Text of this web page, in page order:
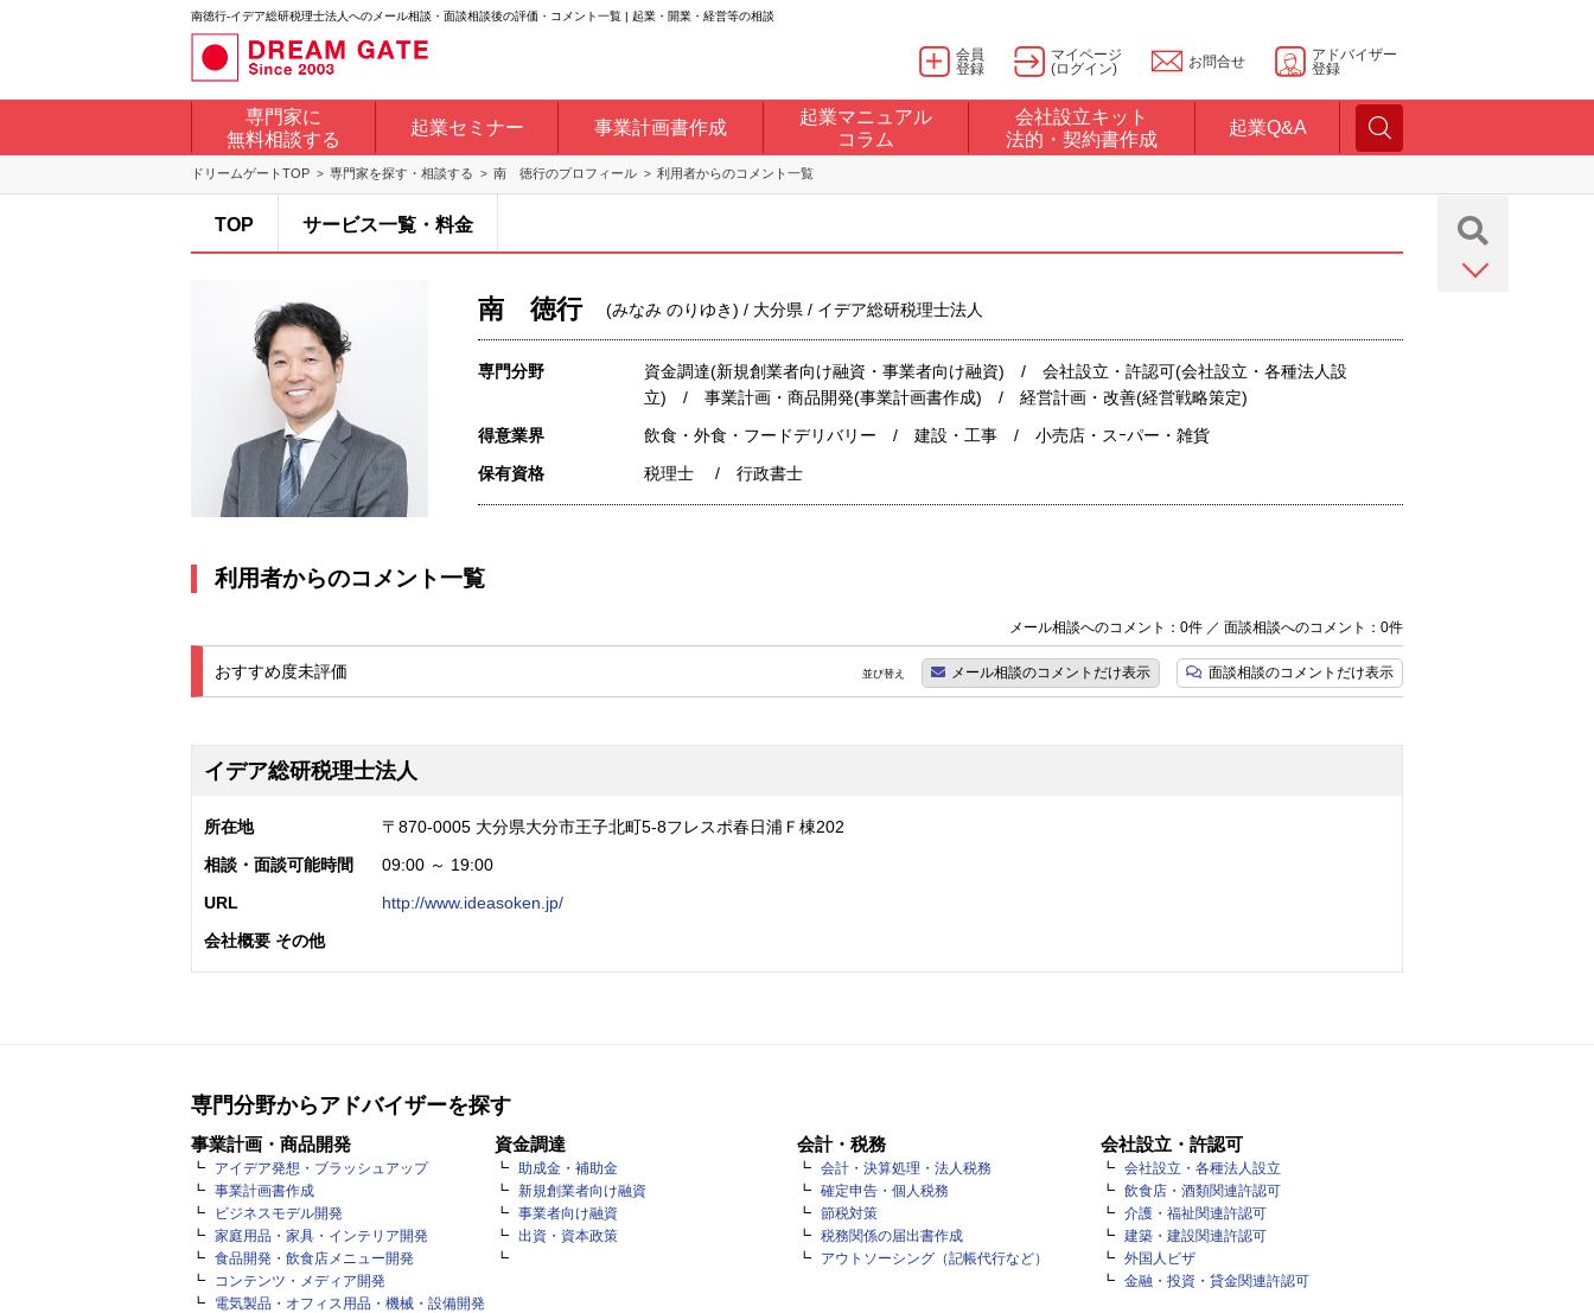
南徳行-イデア総研税理士法人へのメール相談・面談相談後の評価・コメント一覧 | 起業・開業・経営等の相談
会員
登録
マイページ
(ログイン)
お問合せ
アドバイザー
登録
専門家に
無料相談する
起業セミナー 事業計画書作成
起業マニュアル
コラム
会社設立キット
法的・契約書作成
起業Q&A
ドリームゲートTOP 専門家を探す・相談する 南 徳行のプロフィール 利用者からのコメント一覧
TOP サービス一覧・料金
南 徳行 (みなみ のりゆき) / 大分県 / イデア総研税理士法人
専門分野
資金調達(新規創業者向け融資・事業者向け融資) / 会社設立・許認可(会社設立・各種法人設
立) / 事業計画・商品開発(事業計画書作成) / 経営計画・改善(経営戦略策定)
得意業界
飲食・外食・フードデリバリー / 建設・工事 / 小売店・スｰパー・雑貨
保有資格
税理士 / 行政書士
利用者からのコメント一覧
メール相談へのコメント：0件 ／ 面談相談へのコメント：0件
おすすめ度未評価 並び替え メール相談のコメント だけ表示 面談相談のコメント だけ表示
イデア総研税理士法人
所在地
〒870-0005 大分県大分市王子北町5-8フレスポ春日浦Ｆ棟202
相談・面談可能時間
09:00 ～ 19:00
URL
http://www.ideasoken.jp/
会社概要 その他
専門分野からアドバイザーを探す
事業計画・商品開発
アイデア発想・ブラッシュアップ
事業計画書作成
ビジネスモデル開発
家庭用品・家具・インテリア開発
食品開発・飲食店メニュー開発
コンテンツ・メディア開発
電気製品・オフィス用品・機械・設備開発
資金調達
助成金・補助金
新規創業者向け融資
事業者向け融資
出資・資本政策
会計・税務
会計・決算処理・法人税務
確定申告・個人税務
節税対策
税務関係の届出書作成
アウトソーシング（記帳代行など）
会社設立・許認可
会社設立・各種法人設立
飲食店・酒類関連許認可
介護・福祉関連許認可
建築・建設関連許認可
外国人ビザ
金融・投資・貸金関連許認可